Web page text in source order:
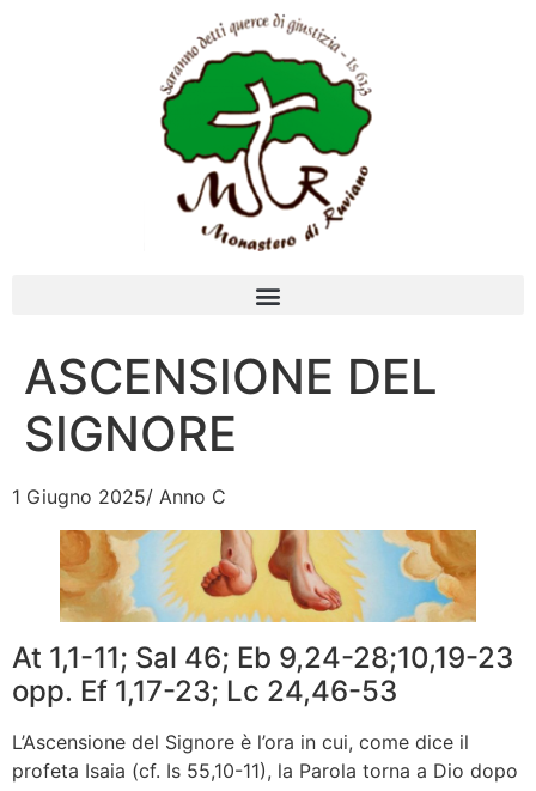
ASCENSIONE DEL
SIGNORE
1 Giugno 2025/ Anno C
At 1,1-11; Sal 46; Eb 9,24-28;10,19-23
opp. Ef 1,17-23; Lc 24,46-53
L’Ascensione del Signore è l’ora in cui, come dice il
profeta Isaia (cf. Is 55,10-11), la Parola torna a Dio dopo